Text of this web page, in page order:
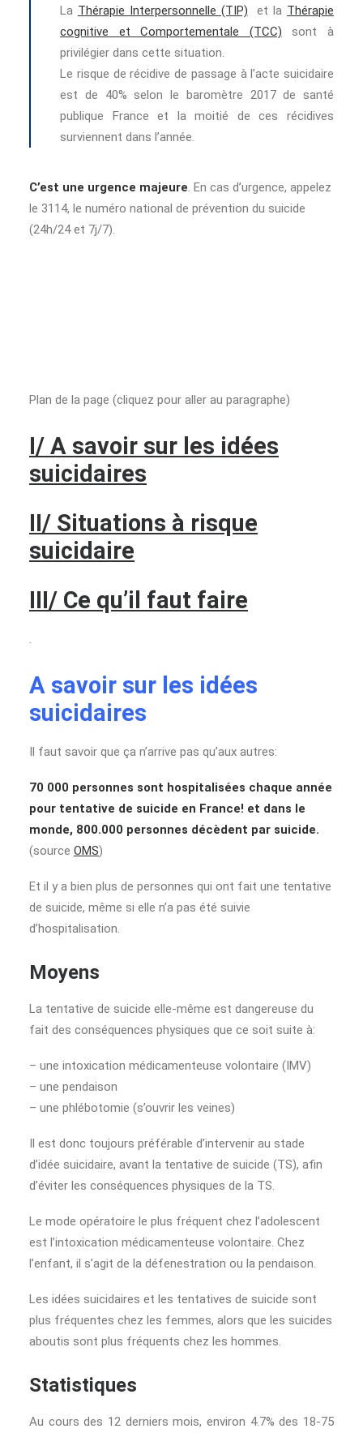
La Thérapie Interpersonnelle (TIP) et la Thérapie
cognitive et Comportementale (TCC) sont à
privilégier dans cette situation.
Le risque de récidive de passage à l’acte suicidaire
est de 40% selon le baromètre 2017 de santé
publique France et la moitié de ces récidives
surviennent dans l’année.
C’est une urgence majeure. En cas d’urgence, appelez
le 3114, le numéro national de prévention du suicide
(24h/24 et 7j/7).
Plan de la page (cliquez pour aller au paragraphe)
I/ A savoir sur les idées
suicidaires
II/ Situations à risque
suicidaire
III/ Ce qu’il faut faire
.
A savoir sur les idées
suicidaires
Il faut savoir que ça n’arrive pas qu’aux autres:
70 000 personnes sont hospitalisées chaque année
pour tentative de suicide en France! et dans le
monde, 800.000 personnes décèdent par suicide.
(source OMS)
Et il y a bien plus de personnes qui ont fait une tentative
de suicide, même si elle n’a pas été suivie
d’hospitalisation.
Moyens
La tentative de suicide elle-même est dangereuse du
fait des conséquences physiques que ce soit suite à:
– une intoxication médicamenteuse volontaire (IMV)
– une pendaison
– une phlébotomie (s’ouvrir les veines)
Il est donc toujours préférable d’intervenir au stade
d’idée suicidaire, avant la tentative de suicide (TS), afin
d’éviter les conséquences physiques de la TS.
Le mode opératoire le plus fréquent chez l’adolescent
est l’intoxication médicamenteuse volontaire. Chez
l’enfant, il s’agit de la défenestration ou la pendaison.
Les idées suicidaires et les tentatives de suicide sont
plus fréquentes chez les femmes, alors que les suicides
aboutis sont plus fréquents chez les hommes.
Statistiques
Au cours des 12 derniers mois, environ 4.7% des 18-75